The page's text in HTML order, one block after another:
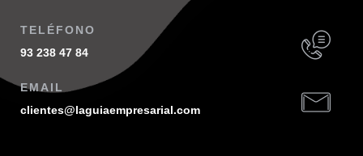
TELÉFONO
93 238 47 84
EMAIL
clientes@laguiaempresarial.com